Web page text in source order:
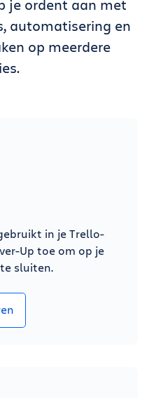
je ordent aan met
automatisering en
op meerdere
in je Trello-
Up toe om op je
sluiten.